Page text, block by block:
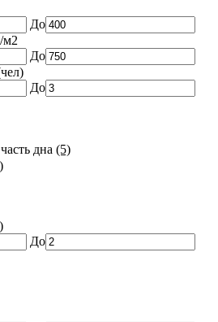
До
м2
До
До
дна (5)
До